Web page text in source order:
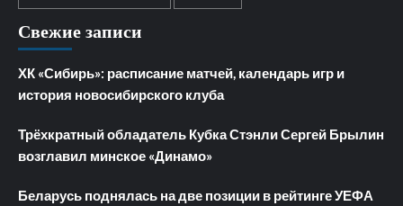
Свежие записи
ХК «Сибирь»: расписание матчей, календарь игр и
история новосибирского клуба
Трёхкратный обладатель Кубка Стэнли Сергей Брылин
возглавил минское «Динамо»
Беларусь поднялась на две позиции в рейтинге УЕФА